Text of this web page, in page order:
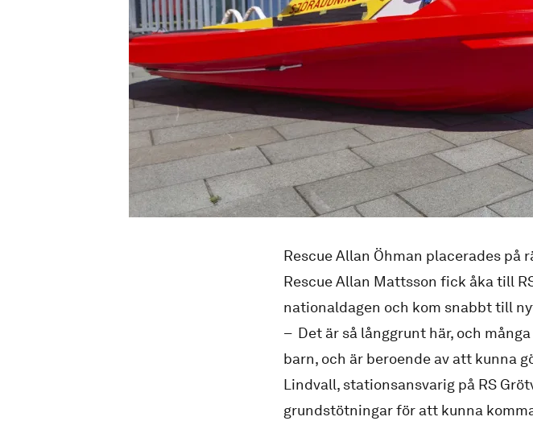
Rescue Allan Öhman placerades
Rescue Allan Mattsson fick åka till
nationaldagen och kom snabbt till
– Det är så långgrunt här, och
barn, och är beroende av att kunna
Lindvall, stationsansvarig på RS
grundstötningar för att kunna